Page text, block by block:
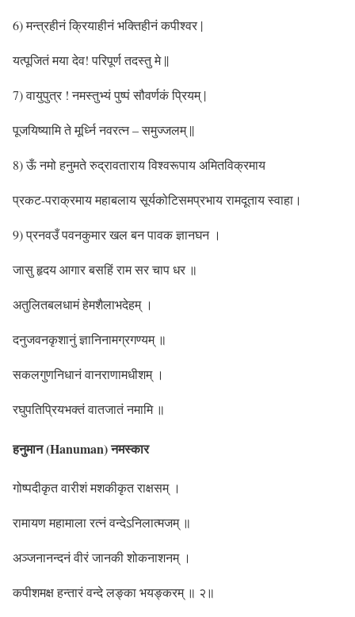
6) मन्त्रहीनं क्रियाहीनं भक्तिहीनं कपीश्वर |
यत्पूजितं मया देव! परिपूर्ण तदस्तु मे ||
7) वायुपुत्र ! नमस्तुभ्यं पुष्पं सौवर्णकं प्रियम् |
पूजयिष्यामि ते मूर्ध्नि नवरत्न – समुज्जलम् ||
8) ऊँ नमो हनुमते रुद्रावताराय विश्वरूपाय अमितविक्रमाय
प्रकट-पराक्रमाय महाबलाय सूर्यकोटिसमप्रभाय रामदूताय स्वाहा।
9) प्रनवउँ पवनकुमार खल बन पावक ज्ञानघन ।
जासु हृदय आगार बसहिं राम सर चाप धर ॥
अतुलितबलधामं हेमशैलाभदेहम् ।
दनुजवनकृशानुं ज्ञानिनामग्रगण्यम् ॥
सकलगुणनिधानं वानराणामधीशम् ।
रघुपतिप्रियभक्तं वातजातं नमामि ॥
हनुमान (Hanuman) नमस्कार
गोष्पदीकृत वारीशं मशकीकृत राक्षसम् ।
रामायण महामाला रत्नं वन्देऽनिलात्मजम् ॥
अञ्जनानन्दनं वीरं जानकी शोकनाशनम् ।
कपीशमक्ष हन्तारं वन्दे लङ्का भयङ्करम् ॥ २॥